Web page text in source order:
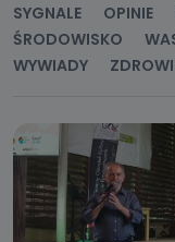
SYGNALE
OPINIE
ŚRODOWISKO
WYWIADY